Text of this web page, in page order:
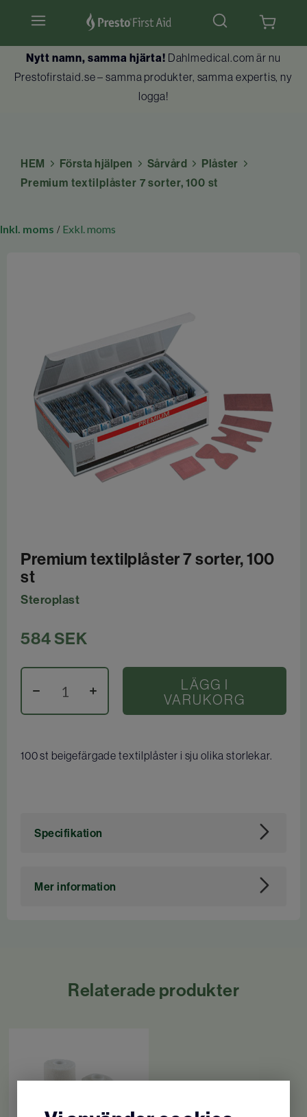
Hjärtstartare & tillbehör
Brandskydd
Nytt namn, samma hjärta! Dahlmedical.com är nu
Prestofirstaid.se – samma produkter, samma expertis, ny
logga!
HEM Första hjälpen Sårvård
Plåster
Premium textilplåster 7 sorter, 100 st
Inkl. moms / Exkl. moms
Premium textilplåster 7 sorter, 100
st
Steroplast
584 SEK
LÄGG I
VARUKORG
100 st beigefärgade textilplåster i sju olika storlekar.
Specifikation
Mer information
Antal: 100 st
7 sorter
Relaterade produkter